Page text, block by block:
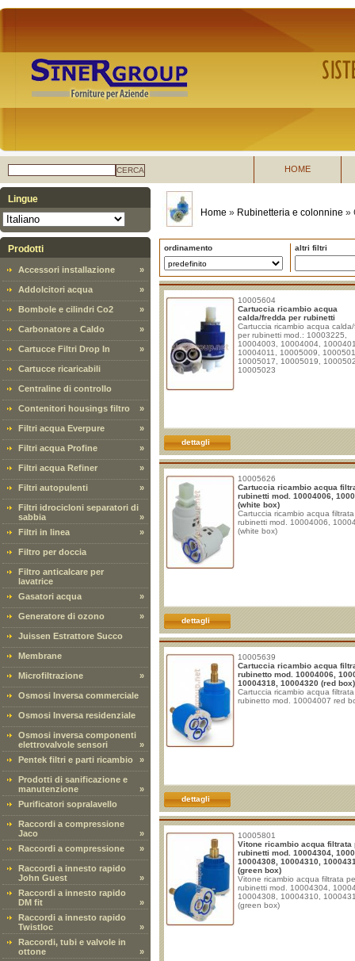
CERCA HOME
Lingue
Prodotti
Accessori installazione »
Addolcitori acqua »
Bombole e cilindri Co2 »
Carbonatore a Caldo »
Cartucce Filtri Drop In »
Cartucce ricaricabili
Centraline di controllo
Contenitori housings filtro »
Filtri acqua Everpure »
Filtri acqua Profine »
Filtri acqua Refiner »
Filtri autopulenti »
Filtri idrocicloni separatori di
sabbia
»
Filtri in linea
»
Filtro per doccia
Filtro anticalcare per
lavatrice
Gasatori acqua
»
Generatore di ozono »
Juissen Estrattore Succo
Membrane
Microfiltrazione »
Osmosi Inversa commerciale
Osmosi Inversa residenziale
Osmosi inversa componenti
elettrovalvole sensori
»
Pentek filtri e parti ricambio
»
Prodotti di sanificazione e
manutenzione
»
Purificatori sopralavello
Raccordi a compressione
Jaco
»
Raccordi a compressione
»
Raccordi a innesto rapido
John Guest
»
Raccordi a innesto rapido
DM fit
»
Raccordi a innesto rapido
Twistloc
»
Raccordi, tubi e valvole in
ottone
»
Home » Rubinetteria e colonnine »
ordinamento altri filtri
10005604
Cartuccia ricambio acqua
calda/fredda per rubinetti
Cartuccia ricambio acqua
per rubinetti mod.: 10003225,
10004003, 10004004,
10004011, 10005009,
10005017, 10005019,
10005023
dettagli
10005626
Cartuccia ricambio acqua
rubinetti mod. 10004006,
(white box)
Cartuccia ricambio acqua
rubinetti mod. 10004006,
(white box)
dettagli
10005639
Cartuccia ricambio acqua
rubinetto mod. 10004006,
10004318, 10004320 (red box)
Cartuccia ricambio acqua
rubinetto mod. 10004007 red
dettagli
10005801
Vitone ricambio acqua filtrata
rubinetti mod. 10004304,
10004308, 10004310,
(green box)
Vitone ricambio acqua filtrata
rubinetti mod. 10004304,
10004308, 10004310,
(green box)